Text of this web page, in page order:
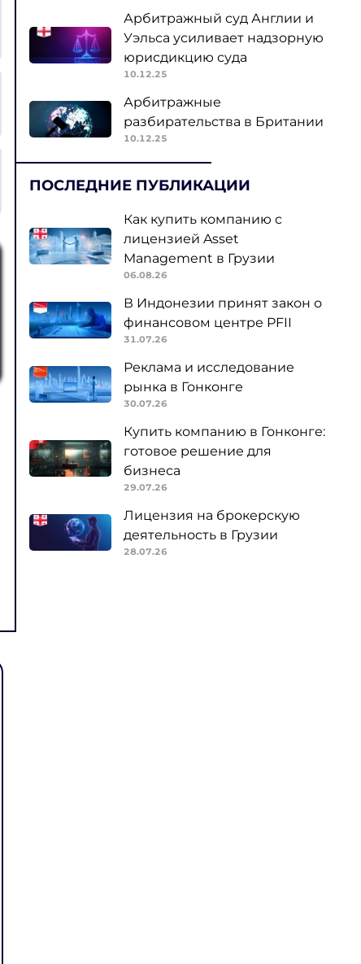
Арбитражный суд Англии и
Уэльса усиливает надзорную
юрисдикцию суда
10.12.25
Арбитражные
разбирательства в Британии
10.12.25
ПОСЛЕДНИЕ ПУБЛИКАЦИИ
Как купить компанию с
лицензией Asset
Management в Грузии
06.08.26
В Индонезии принят закон о
финансовом центре PFII
31.07.26
Реклама и исследование
рынка в Гонконге
30.07.26
Купить компанию в Гонконге:
готовое решение для
бизнеса
29.07.26
Лицензия на брокерскую
деятельность в Грузии
28.07.26